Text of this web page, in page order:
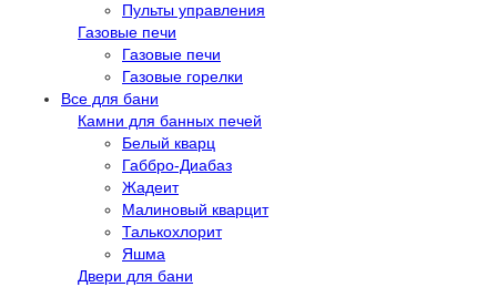
Пульты управления
Газовые печи
Газовые печи
Газовые горелки
Все для бани
Камни для банных печей
Белый кварц
Габбро-Диабаз
Жадеит
Малиновый кварцит
Талькохлорит
Яшма
Двери для бани